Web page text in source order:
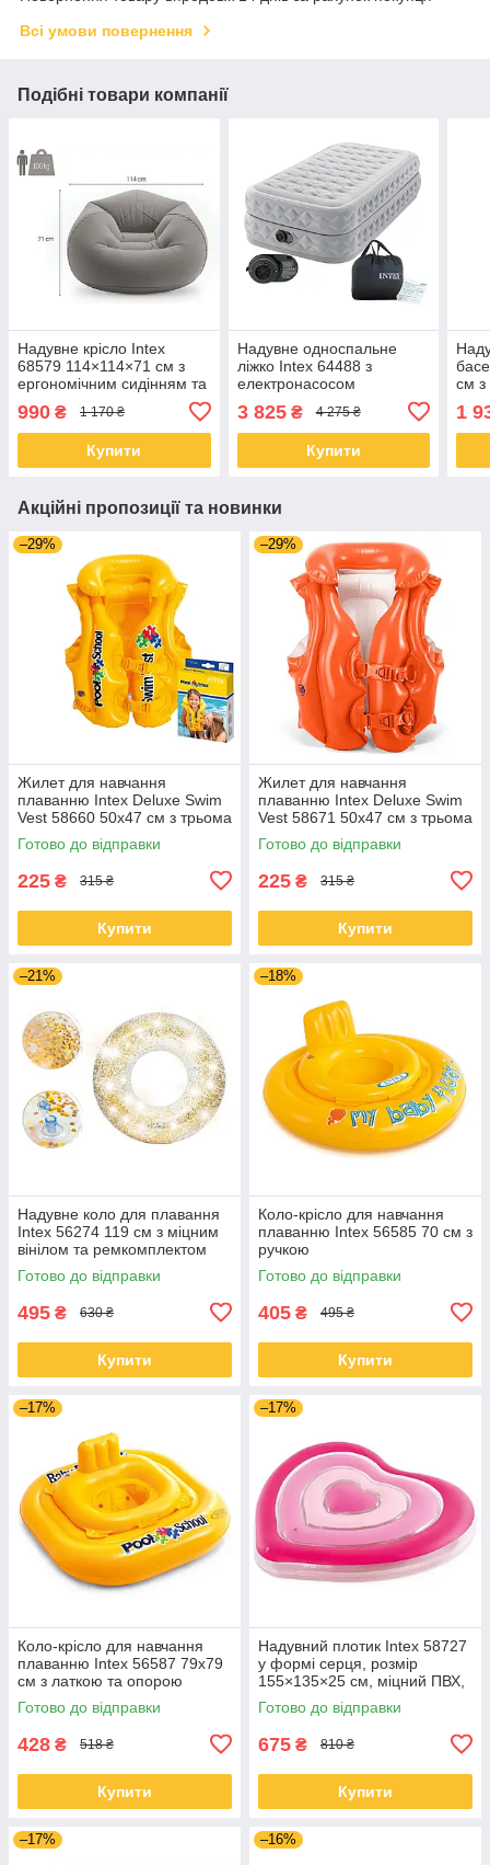
Всі умови повернення
Подібні товари компанії
Надувне крісло Intex
68579 114×114×71 см з
ергономічним сидінням та
990 ₴ 1 170 ₴
Купити
Надувне односпальне
ліжко Intex 64488 з
електронасосом
3 825₴ 4 275 ₴
Купити
см з
1
Акційні пропозиції та новинки
–29%
Жилет для навчання
плаванню Intex Deluxe Swim
Vest 58660 50x47 см з трьома
камерами та застібками
Готово до відправки
225 ₴ 315 ₴
Купити
–29%
Жилет для навчання
плаванню Intex Deluxe Swim
Vest 58671 50x47 см з трьома
камерами та застібками
Готово до відправки
225 ₴ 315 ₴
Купити
–21%
Надувне коло для плавання
Intex 56274 119 см з міцним
вінілом та ремкомплектом
Готово до відправки
495 ₴ 630 ₴
Купити
–18%
Коло-крісло для навчання
плаванню Intex 56585 70 см з
ручкою
Готово до відправки
405 ₴ 495 ₴
Купити
–17%
Коло-крісло для навчання
плаванню Intex 56587 79x79
см з латкою та опорою
Готово до відправки
428 ₴ 518 ₴
Купити
–17%
Надувний плотик Intex 58727
у формі серця, розмір
155×135×25 см, міцний ПВХ,
навантаження до 100 кг
Готово до відправки
675 ₴ 810 ₴
Купити
–17% –16%